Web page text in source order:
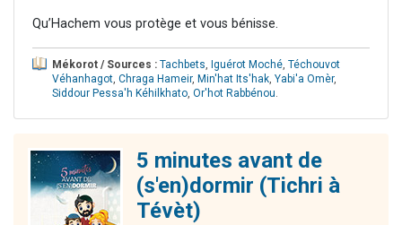
Qu’Hachem vous protège et vous bénisse.
Mékorot / Sources : Tachbets, Iguérot Moché, Téchouvot
Véhanhagot, Chraga Hameir, Min'hat Its'hak, Yabi'a Omèr,
Siddour Pessa'h Kéhilkhato, Or'hot Rabbénou.
5 minutes avant de
(s'en)dormir (Tichri à
Tévèt)